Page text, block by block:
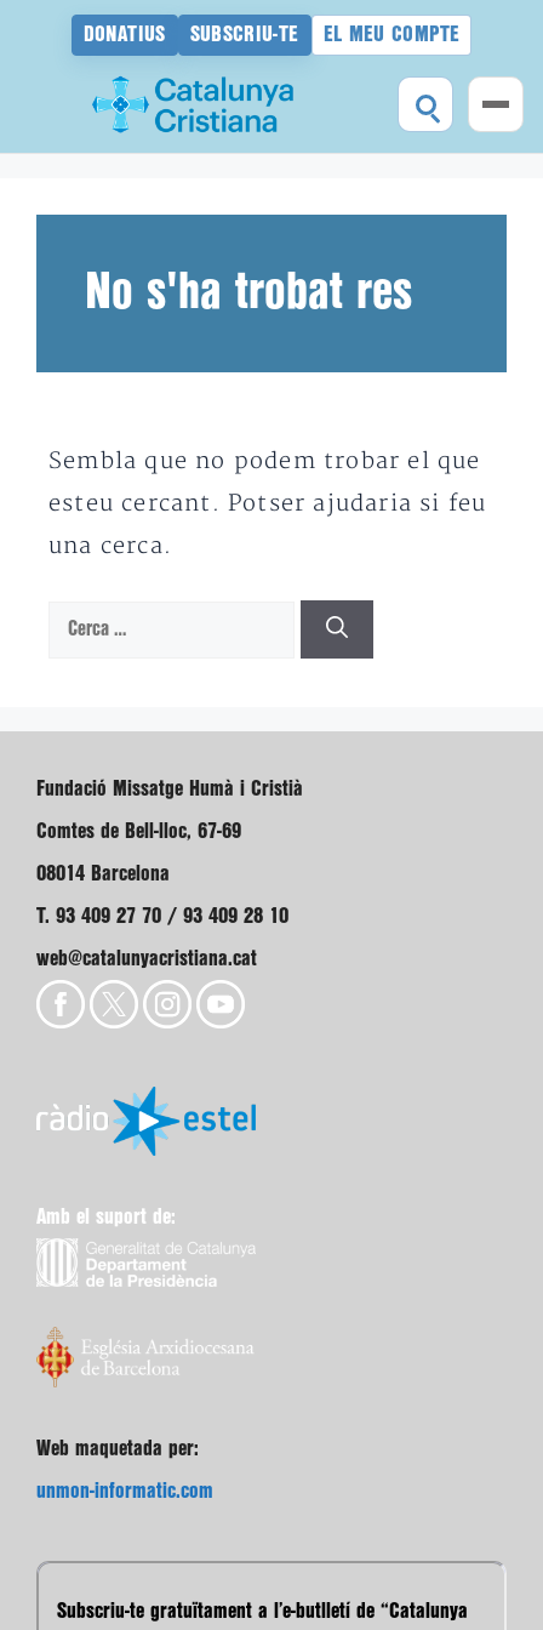
DONATIUS SUBSCRIU-TE EL MEU COMPTE
No s'ha trobat res
Sembla que no podem trobar el que
esteu cercant. Potser ajudaria si feu
una cerca.
Cerca:
Fundació Missatge Humà i Cristià
Comtes de Bell-lloc, 67-69
08014 Barcelona
T. 93 409 27 70 / 93 409 28 10
web@catalunyacristiana.cat
Amb el suport de:
Web maquetada per:
unmon-informatic.com
Subscriu-te gratuïtament a l’e-butlletí de “Catalunya